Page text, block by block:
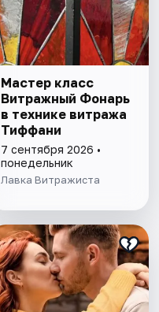
Мастер класс
Витражный Фонарь
в технике витража
Тиффани
7 сентября 2026 •
понедельник
Лавка Витражиста